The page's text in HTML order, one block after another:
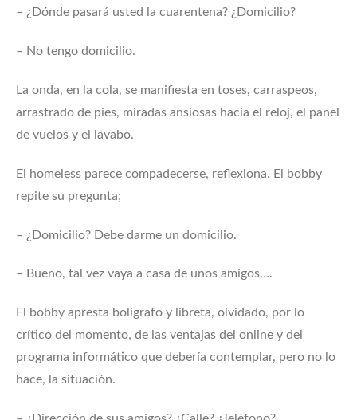
– ¿Dónde pasará usted la cuarentena? ¿Domicilio?
– No tengo domicilio.
La onda, en la cola, se manifiesta en toses, carraspeos,
arrastrado de pies, miradas ansiosas hacia el reloj, el panel
de vuelos y el lavabo.
El homeless parece compadecerse, reflexiona. El bobby
repite su pregunta;
– ¿Domicilio? Debe darme un domicilio.
– Bueno, tal vez vaya a casa de unos amigos….
El bobby apresta bolígrafo y libreta, olvidado, por lo
crítico del momento, de las ventajas del online y del
programa informático que debería contemplar, pero no lo
hace, la situación.